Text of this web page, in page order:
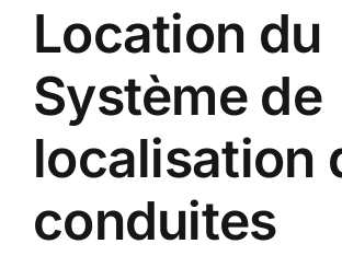
Location du
Système de
localisation
conduites